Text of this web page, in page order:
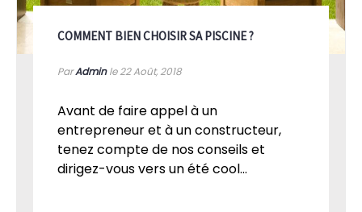
COMMENT BIEN CHOISIR SA PISCINE ?
ParAdminle 22Août, 2018
Avant de faire appel à un
entrepreneur et à un constructeur,
tenez compte de nos conseils et
dirigez-vous vers un été cool...